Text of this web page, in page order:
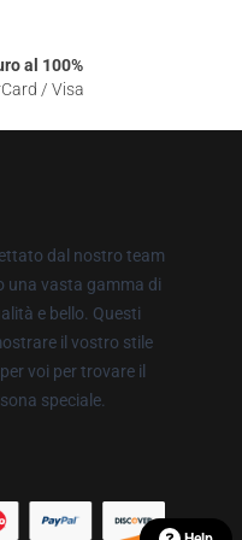
al 100%
/ Visa
dal nostro team
una vasta gamma di
e bello. Questi
il vostro stile
voi per trovare il
speciale.